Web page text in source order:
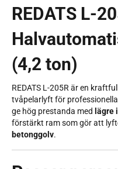
REDATS L-
(4,2 ton)
REDATS L-205R är en
tvåpelarlyft för
ge hög prestanda med lägre
förstärkt ram som gör att
betonggolv.